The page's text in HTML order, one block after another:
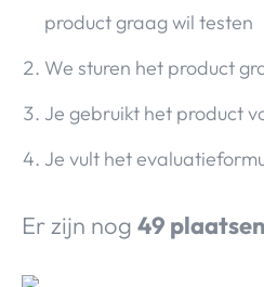
product graag wil testen
We sturen het product
Je gebruikt het product
Je vult het
Er zijn nog 49 plaatsen